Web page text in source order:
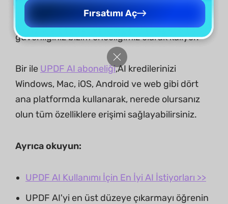
bilginin sızınmadığından veya
aktarılmadığından emin olun. Gizliliğiniz ve
güvenliğiniz bizim önceliğimiz olarak kalıyor.
Bir ile UPDF AI aboneliği,AI kredilerinizi
Windows, Mac, iOS, Android ve web gibi dört
ana platformda kullanarak, nerede olursanız
olun tüm özelliklere erişimi sağlayabilirsiniz.
Ayrıca okuyun:
UPDF AI Kullanımı İçin En İyi AI İstiyorları >>
UPDF AI'yi en üst düzeye çıkarmayı öğrenin
Fırsatımı Aç